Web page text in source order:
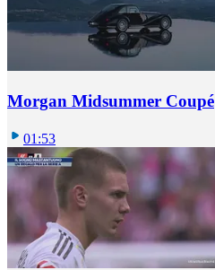
Morgan Midsummer Coupé
01:53